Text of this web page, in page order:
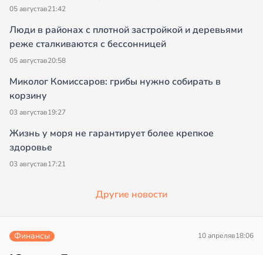
05 августав21:42
Люди в районах с плотной застройкой и деревьями
реже сталкиваются с бессонницей
05 августав20:58
Миколог Комиссаров: грибы нужно собирать в
корзину
03 августав19:27
Жизнь у моря не гарантирует более крепкое
здоровье
03 августав17:21
Другие новости
Финансы 10 апреляв18:06